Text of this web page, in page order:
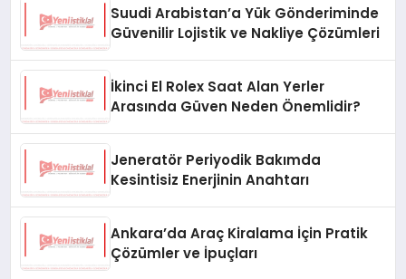
Suudi Arabistan’a Yük Gönderiminde
Güvenilir Lojistik ve Nakliye Çözümleri
İkinci El Rolex Saat Alan Yerler
Arasında Güven Neden Önemlidir?
Jeneratör Periyodik Bakımda
Kesintisiz Enerjinin Anahtarı
Ankara’da Araç Kiralama İçin Pratik
Çözümler ve İpuçları